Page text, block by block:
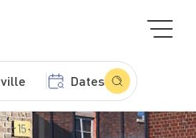
Dates